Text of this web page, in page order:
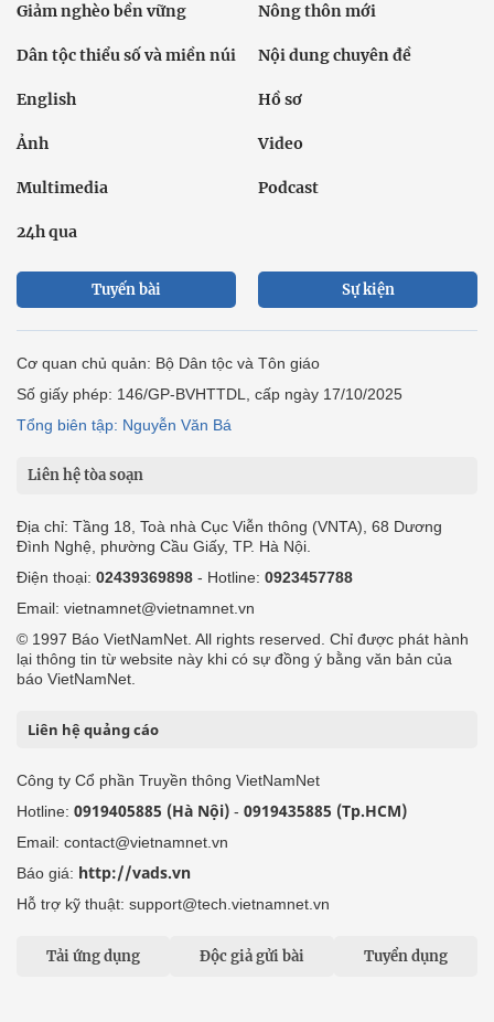
Giảm nghèo bền vững Nông thôn mới
Dân tộc thiểu số và miền núi Nội dung chuyên đề
English Hồ sơ
Ảnh Video
Multimedia Podcast
24h qua
Tuyến bài Sự kiện
Cơ quan chủ quản: Bộ Dân tộc và Tôn giáo
Số giấy phép: 146/GP-BVHTTDL, cấp ngày 17/10/2025
Tổng biên tập: Nguyễn Văn Bá
Liên hệ tòa soạn
Địa chỉ: Tầng 18, Toà nhà Cục Viễn thông (VNTA), 68 Dương
Đình Nghệ, phường Cầu Giấy, TP. Hà Nội.
Điện thoại: 02439369898 - Hotline: 0923457788
Email: vietnamnet@vietnamnet.vn
© 1997 Báo VietNamNet. All rights reserved. Chỉ được phát hành
lại thông tin từ website này khi có sự đồng ý bằng văn bản của
báo VietNamNet.
Liên hệ quảng cáo
Công ty Cổ phần Truyền thông VietNamNet
Hotline: 0919405885 (Hà Nội) - 0919435885 (Tp.HCM)
Email: contact@vietnamnet.vn
Báo giá: http://vads.vn
Hỗ trợ kỹ thuật: support@tech.vietnamnet.vn
Tải ứng dụng Độc giả gửi bài Tuyển dụng